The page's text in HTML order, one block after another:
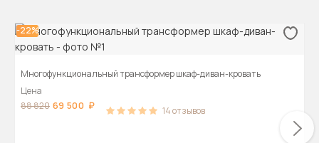
-22%
Многофункциональный трансформер шкаф-диван-кровать
Цена
88 820 69 500 14отзывов